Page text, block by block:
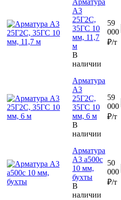
А3
25Г2С,
35ГС 10
мм, 11,7
м
В
наличии
59
000
₽/т
Арматура
А3
25Г2С,
35ГС 10
мм, 6 м
В
наличии
59
000
₽/т
Арматура
А3 а500с
10 мм,
бухты
В
наличии
50
000
₽/т